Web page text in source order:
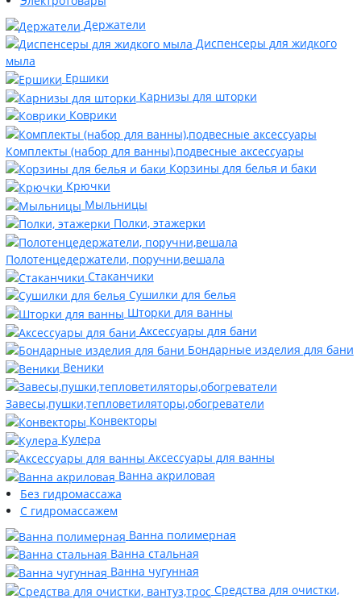
Держатели
Диспенсеры для жидкого
мыла
Ершики
Карнизы для шторки
Коврики
Комплекты (набор для ванны),подвесные аксессуары
Корзины для белья и баки
Крючки
Мыльницы
Полки, этажерки
Полотенцедержатели, поручни,вешала
Стаканчики
Сушилки для белья
Шторки для ванны
Аксессуары для бани
Бондарные изделия для бани
Веники
Завесы,пушки,тепловетиляторы,обогреватели
Конвекторы
Кулера
Аксессуары для ванны
Ванна акриловая
Без гидромассажа
С гидромассажем
Ванна полимерная
Ванна стальная
Ванна чугунная
Средства для очистки,